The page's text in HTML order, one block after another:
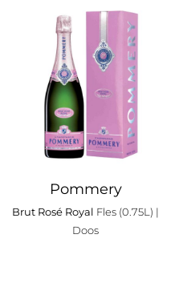
Pommery
Brut Rosé Royal Fles (0.75L) |
Doos